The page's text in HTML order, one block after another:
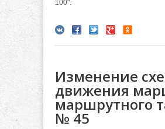
100".
Изменение
движения
маршрутного
№ 45